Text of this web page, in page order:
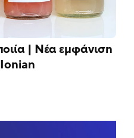
| Νέα εμφάνιση
Ionian